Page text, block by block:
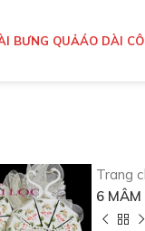
BƯNG QUẢÁO DÀI
Trang
6 MÂM